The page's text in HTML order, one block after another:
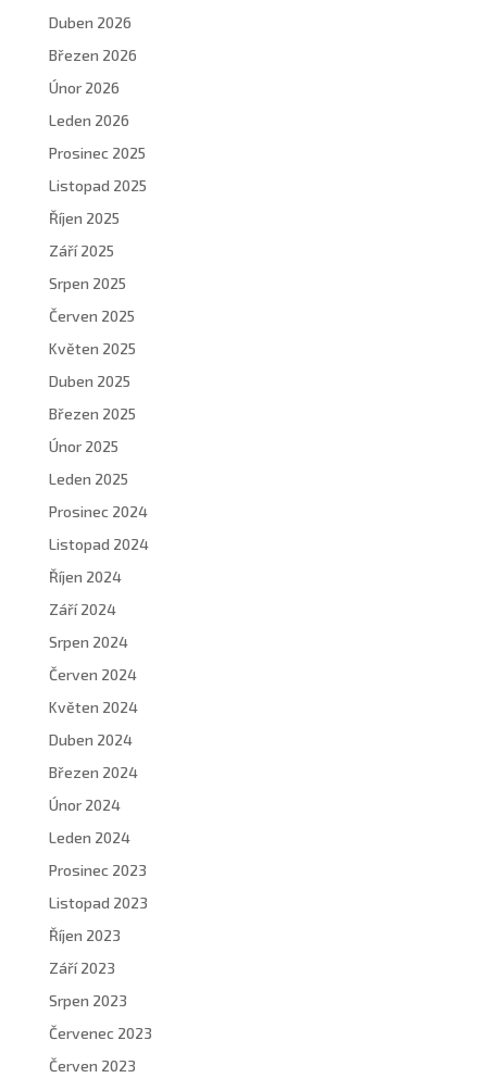
Duben 2026
Březen 2026
Únor 2026
Leden 2026
Prosinec 2025
Listopad 2025
Říjen 2025
Září 2025
Srpen 2025
Červen 2025
Květen 2025
Duben 2025
Březen 2025
Únor 2025
Leden 2025
Prosinec 2024
Listopad 2024
Říjen 2024
Září 2024
Srpen 2024
Červen 2024
Květen 2024
Duben 2024
Březen 2024
Únor 2024
Leden 2024
Prosinec 2023
Listopad 2023
Říjen 2023
Září 2023
Srpen 2023
Červenec 2023
Červen 2023